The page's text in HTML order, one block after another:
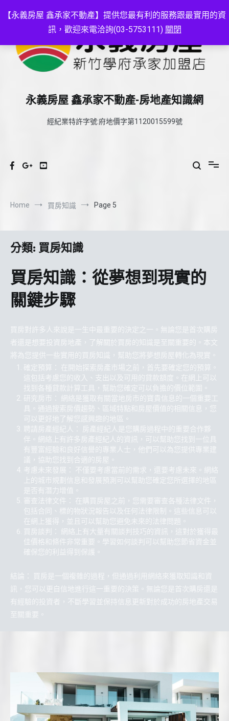
【永義房屋 鑫承家不動產】提供您最有利的服務跟最實用的資
訊，歡迎來電洽詢(03-5753111) 關閉
永義房屋 鑫承家不動產-房地產知識網
經紀業特許字號:府地價字第1120015599號
Home 買房知識 Page 5
分類:買房知識
買房知識：從夢想到現實的
關鍵步驟
買房對許多人來說是一生中最重要的決定之一。無論您是首次購房
者還是想要投資房地產，了解關於買房的知識是至關重要的。本文
將為您提供一些實用的買房知識，幫助您將夢想房屋轉化為現實。
確定預算： 在開始探索房產市場之前，首先要確定您的預算。
這包括考慮您的收入、支出以及可用的貸款額度。在網上可以
找到各種貸款計算工具，幫助您確定可以負擔的價位範圍。
研究房市： 網絡是獲取有關當地房市的寶貴信息的一個重要工
具。通過搜索房價趨勢、區域特點和房屋價值的相關信息，您
可以更好地了解您感興趣的地區。
聘請房產經紀人： 房產經紀人是您購房過程中的重要合作夥
伴。網絡上有許多房產經紀人的資訊，可以幫助您找到一位具
有豐富經驗和良好信譽的專業人士，他們可以為您提供專業建
議，協助您找到合適的房屋。
考慮未來發展： 不僅要考慮當前的需求，還要考慮未來。網絡
上的城市規劃信息和發展預測可以幫助您確定您所選擇的地區
是否有潛力增值。
審查法律文件： 在購買房屋之前，您需要審查各種法律文件，
包括合同、標的物狀況報告以及任何法律限制。這些信息可以
在網上獲得，並且可以幫助您避免未來的法律問題。
買房談判： 網絡上有大量有關談判技巧的資訊，這對於獲得最
佳價格和條件非常重要。學習如何談判可以幫助您節省資金並
確保您的利益得到保護。
結論： 買房是一個複雜的過程，但通過利用網絡來獲取知識和資
訊，您可以更自信地進行這一重要的決策。無論您是首次購房還是
有經驗的投資者，不斷學習並保持信息更新對於成功的房地產交易
至關重要。